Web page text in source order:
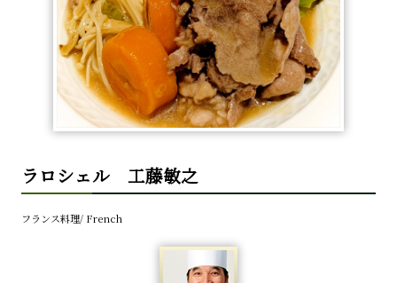
ラロシェル 工藤敏之
フランス料理/ French